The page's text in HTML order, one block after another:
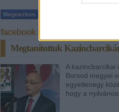
facebook komment
Megtanítottuk
A
Borsod megyei
egyetlenegy
hogy a